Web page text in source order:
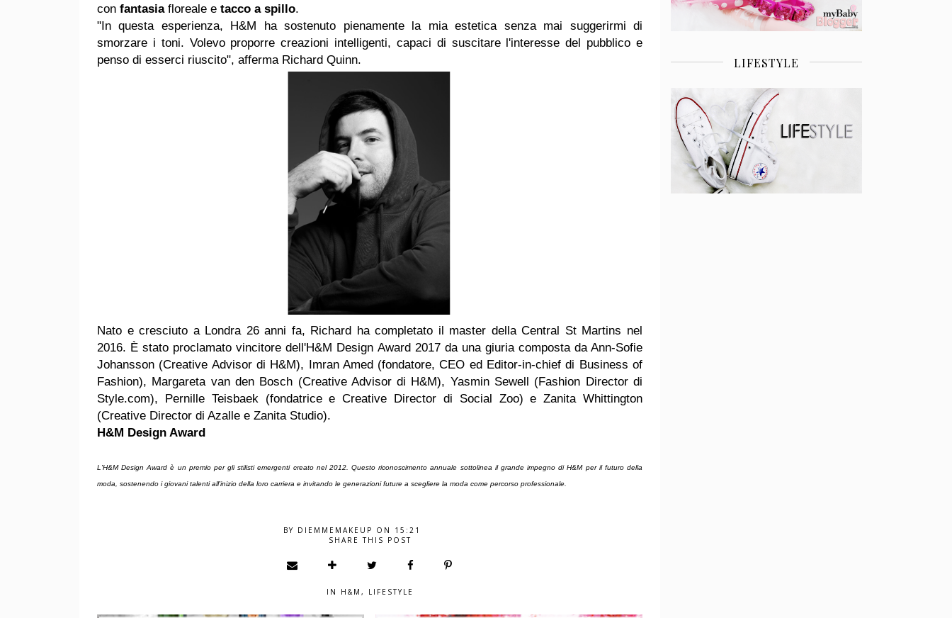
con fantasiafloreale e tacco a spillo.
"In questa esperienza, H&M ha sostenuto pienamente la mia estetica senza mai suggerirmi di
smorzare i toni. Volevo proporre creazioni intelligenti, capaci di suscitare l'interesse del pubblico e
penso di esserci riuscito", afferma Richard Quinn.
Nato e cresciuto a Londra 26 anni fa, Richard ha completato il master della Central St Martins nel
2016. È stato proclamato vincitore dell'H&M Design Award 2017 da una giuria composta da Ann-Sofie
Johansson (Creative Advisor di H&M), Imran Amed (fondatore, CEO ed Editor-in-chief di Business of
Fashion), Margareta van den Bosch (Creative Advisor di H&M), Yasmin Sewell (Fashion Director di
Style.com), Pernille Teisbaek (fondatrice e Creative Director di Social Zoo) e Zanita Whittington
(Creative Director di Azalle e Zanita Studio).
H&M Design Award
L'H&M Design Award è un premio per gli stilisti emergenti creato nel 2012. Questo riconoscimento annuale sottolinea il grande impegno di H&M per il futuro della
moda, sostenendo i giovani talenti all'inizio della loro carriera e invitando le generazioni future a scegliere la moda come percorso professionale.
BY DIEMMEMAKEUP ON 15:21
SHARE THIS POST
IN H&M , LIFESTYLE
LIFESTYLE